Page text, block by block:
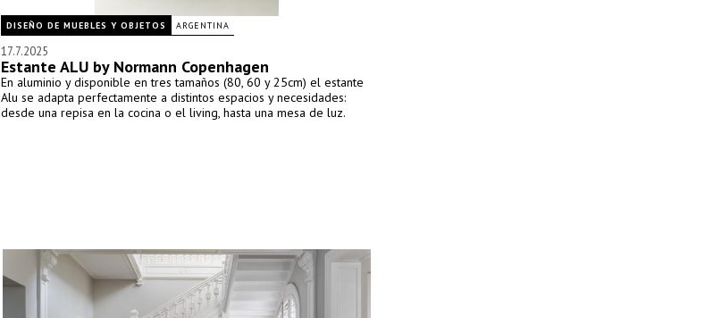
DISEÑO DE MUEBLES Y OBJETOS ARGENTINA
17.7.2025
Estante ALU by Normann Copenhagen
En aluminio y disponible en tres tamaños (80, 60 y 25cm) el estante
Alu se adapta perfectamente a distintos espacios y necesidades:
desde una repisa en la cocina o el living, hasta una mesa de luz.